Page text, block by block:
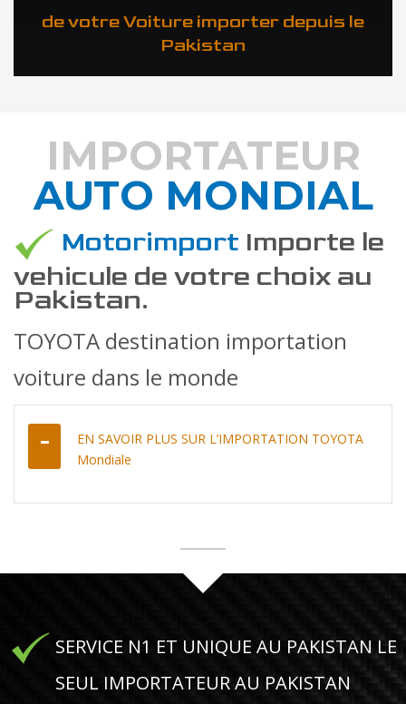
de votre Voiture importer depuis le
Pakistan
DÉCOUVREZ COMMENT
IMPORTATEUR
AUTO MONDIAL
Motorimport Importe le
vehicule de votre choix au
Pakistan.
TOYOTA destination importation
voiture dans le monde
EN SAVOIR PLUS SUR L’IMPORTATION TOYOTA
Mondiale
SERVICE N1 ET UNIQUE AU PAKISTAN LE
SEUL IMPORTATEUR AU PAKISTAN